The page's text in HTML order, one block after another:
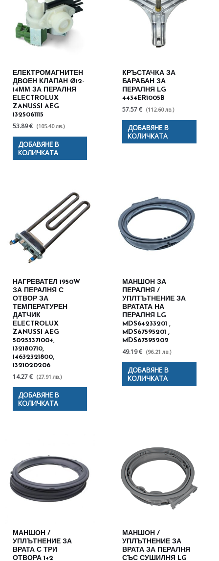
ЕЛЕКТРОМАГНИТЕН
ДВОЕН КЛАПАН Ø12-
14ММ ЗА ПЕРАЛНЯ
ELECTROLUX
ZANUSSI AEG
1325061115
53.89 € (105.40 лв.)
ДОБАВЯНЕ В
КОЛИЧКАТА
КРЪСТАЧКА ЗА
БАРАБАН ЗА
ПЕРАЛНЯ LG
4434ER1005B
57.57 € (112.60 лв.)
ДОБАВЯНЕ В
КОЛИЧКАТА
НАГРЕВАТЕЛ 1950W
ЗА ПЕРАЛНЯ С
ОТВОР ЗА
ТЕМПЕРАТУРЕН
ДАТЧИК
ELECTROLUX
ZANUSSI AEG
50253371004,
132180710,
14632321800,
1321020206
14.27 € (27.91 лв.)
ДОБАВЯНЕ В
КОЛИЧКАТА
МАНШОН ЗА
ПЕРАЛНЯ /
УПЛТЪТНЕНИЕ ЗА
ВРАТАТА НА
ПЕРАЛНЯ LG
MDS64233201 ,
MDS67595201 ,
MDS67595202
49.19 € (96.21 лв.)
ДОБАВЯНЕ В
КОЛИЧКАТА
МАНШОН /
УПЛЪТНЕНИЕ ЗА
ВРАТА С ТРИ
ОТВОРА 1+2
МАНШОН /
УПЛЪТНЕНИЕ ЗА
ВРАТА ЗА ПЕРАЛНЯ
СЪС СУШИЛНЯ LG